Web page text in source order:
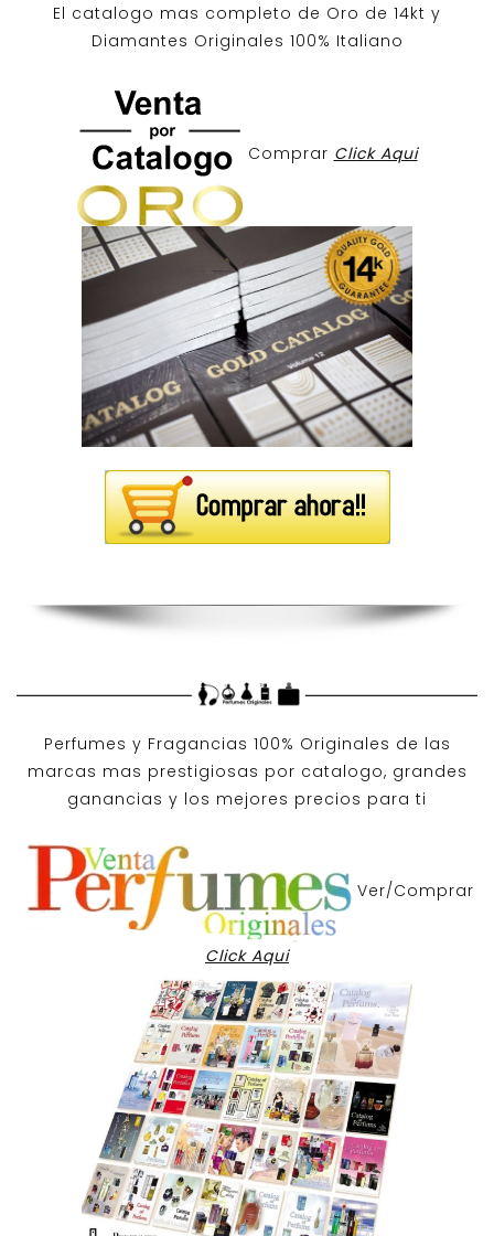
El catalogo mas completo de Oro de 14kt y
Diamantes Originales 100% Italiano
Comprar Click Aqui
Perfumes y Fragancias 100% Originales de las
marcas mas prestigiosas por catalogo, grandes
ganancias y los mejores precios para ti
Ver/Comprar
Click Aqui